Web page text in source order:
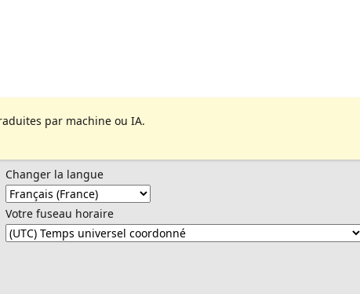
par machine ou IA.
Changer la langue
Votre fuseau horaire